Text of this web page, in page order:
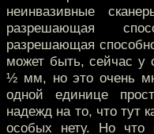
неинвазивные
разрешающая
разрешающая
может быть, сейчас у
½ мм, но это очень
одной единице
надежд на то, что тут
особых нету. Но что